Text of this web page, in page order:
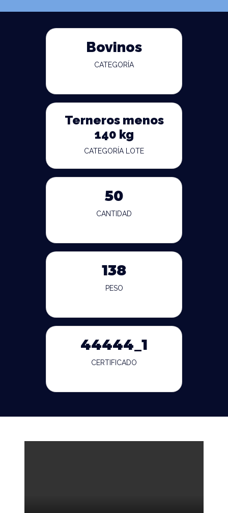
Bovinos
CATEGORÍA
Terneros menos
140 kg
CATEGORÍA LOTE
50
CANTIDAD
138
PESO
44444_1
CERTIFICADO